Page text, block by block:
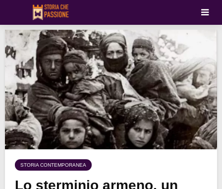
STORIA CONTEMPORANEA
Lo sterminio armeno, un